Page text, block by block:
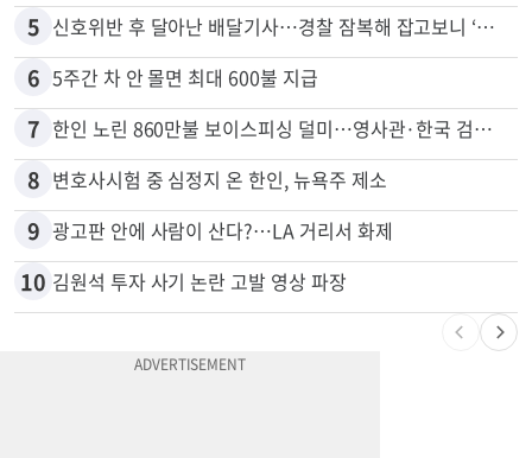
4 비영리 CEO, 노숙자 팔아 2년간 165만불
5
6 5주간 차 안 몰면 최대 600불 지급
7
8 변호사시험 중 심정지 온 한인, 뉴욕주 제소
9 광고판 안에 사람이 산다?…LA 거리서 화제